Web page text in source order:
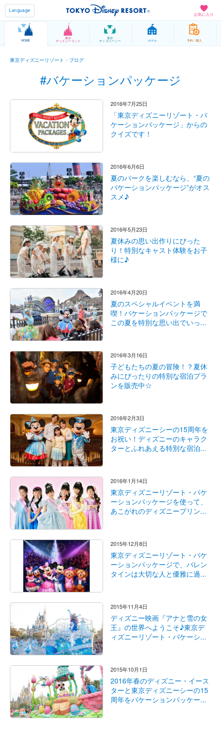
お気に入り
Language
HOME
東京
ディズニーランド
東京
ディズニーシー ホテル 予約 / 購入
東京ディズニーリゾート・ブログ
#バケーションパッケージ
2016年7月25日
「東京ディズニーリゾート・バ
ケーションパッケージ」からの
クイズです！
2016年6月6日
夏のパークを楽しむなら、“夏の
バケーションパッケージ”がオス
スメ♪
2016年5月23日
夏休みの思い出作りにぴった
り！特別なキャスト体験をお子
様に♪
2016年4月20日
夏のスペシャルイベントを満
喫！バケーションパッケージで
この夏を特別な思い出でいっ...
2016年3月16日
子どもたちの夏の冒険！？夏休
みにぴったりの特別な宿泊プラ
ンを販売中☆
2016年2月3日
東京ディズニーシーの15周年を
お祝い！ディズニーのキャラク
ターとふれあえる特別な宿泊...
2016年1月14日
東京ディズニーリゾート・バケ
ーションパッケージを使って、
あこがれのディズニープリン...
2015年12月8日
東京ディズニーリゾート・バケ
ーションパッケージで、バレン
タインは大切な人と優雅に過...
2015年11月4日
ディズニー映画『アナと雪の女
王』の世界へようこそ♪東京デ
ィズニーリゾート・バケーシ...
2015年10月1日
2016年春のディズニー・イース
ターと東京ディズニーシーの15
周年をバケーションパッケー...